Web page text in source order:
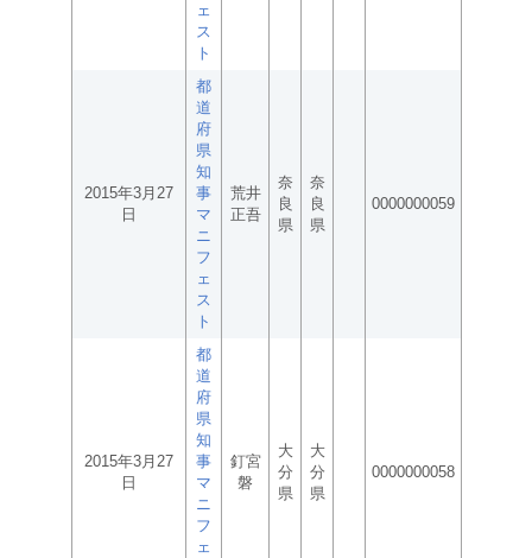
ェ
ス
ト
2015年3月27
日
都
道
府
県
知
事
マ
ニ
フ
ェ
ス
ト
荒井
正吾
奈
良
県
奈
良
県
0000000059
2015年3月27
日
都
道
府
県
知
事
マ
ニ
フ
ェ
釘宮
磐
大
分
県
大
分
県
0000000058